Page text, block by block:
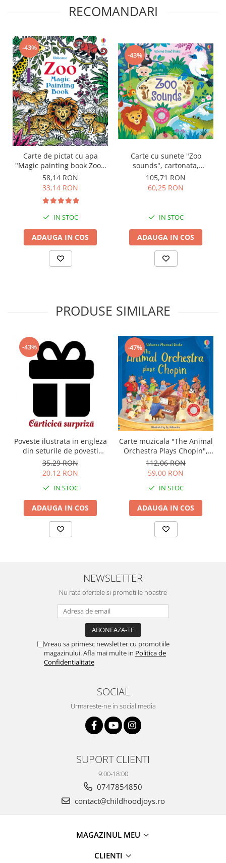
RECOMANDARI
-43%
Carte de pictat cu apa
"Magic painting book Zoo",
Usborne
58,14 RON
33,14 RON
IN STOC
ADAUGA IN COS
-43%
Carte cu sunete "Zoo
sounds", cartonata,
Usborne
105,71 RON
60,25 RON
IN STOC
ADAUGA IN COS
PRODUSE SIMILARE
-43%
Poveste ilustrata in engleza
din seturile de povesti
Usborne
35,29 RON
20,12 RON
IN STOC
ADAUGA IN COS
-47%
Carte muzicala "The Animal
Orchestra Plays Chopin",
cartonata, Usborne
112,06 RON
59,00 RON
IN STOC
ADAUGA IN COS
NEWSLETTER
Nu rata ofertele si promotiile noastre
Vreau sa primesc newsletter cu promotiile
magazinului. Afla mai multe in Politica de
Confidentialitate
SOCIAL
Urmareste-ne in social media
SUPORT CLIENTI
9:00-18:00
0747854850
contact@childhoodjoys.ro
MAGAZINUL MEU
CLIENTI